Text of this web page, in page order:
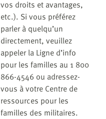
vos droits et avantages,
etc.). Si vous préférez
parler à quelqu’un
directement, veuillez
appeler la Ligne d’info
pour les familles au 1 800
866-4546 ou adressez-
vous à votre Centre de
ressources pour les
familles des militaires.